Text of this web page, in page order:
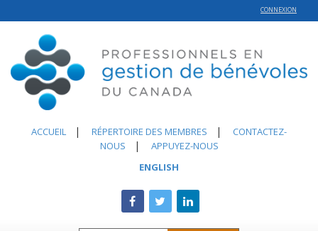
CONNEXION
ACCUEIL | RÉPERTOIRE DES MEMBRES | CONTACTEZ-
NOUS | APPUYEZ-NOUS
ENGLISH